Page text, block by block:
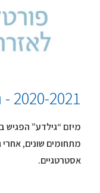
2020-2021 - הפעלת מיזם "גילדע"
מיזם “גילדע” הפגיש
מתחומים שונים, אחרי
אסטרטגיים.